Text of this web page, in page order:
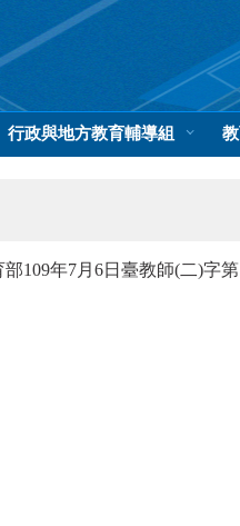
行政與地方教育輔導組
109年7月6日臺教師(二)字第